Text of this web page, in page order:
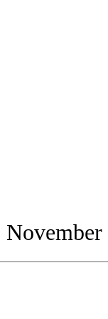
November